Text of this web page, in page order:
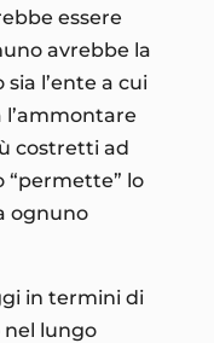
essere
avrebbe la
sia l’ente a cui
costretti ad
“permette” lo
ognuno
in termini di
nel lungo